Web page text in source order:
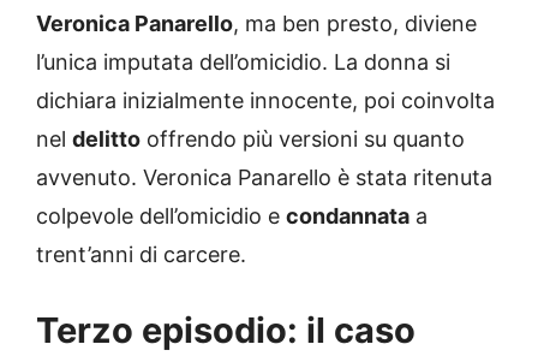
Veronica Panarello, ma ben presto, diviene
l’unica imputata dell’omicidio. La donna si
dichiara inizialmente innocente, poi coinvolta
nel delitto offrendo più versioni su quanto
avvenuto. Veronica Panarello è stata ritenuta
colpevole dell’omicidio e condannata a
trent’anni di carcere.
Terzo episodio: il caso